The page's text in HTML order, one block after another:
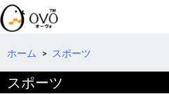
検
索
コ
テホーム > スポーツ
スポーツ